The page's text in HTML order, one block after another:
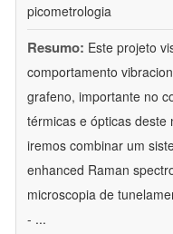
picometrologia
Resumo: Este projeto
comportamento
grafeno, importante no
térmicas e ópticas deste
iremos combinar um
enhanced Raman
microscopia de
- ...